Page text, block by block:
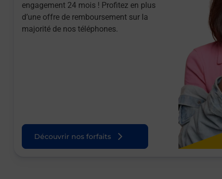
engagement 24 mois ! Profitez en plus
d’une offre de remboursement sur la
majorité de nos téléphones.
Découvrir nos forfaits